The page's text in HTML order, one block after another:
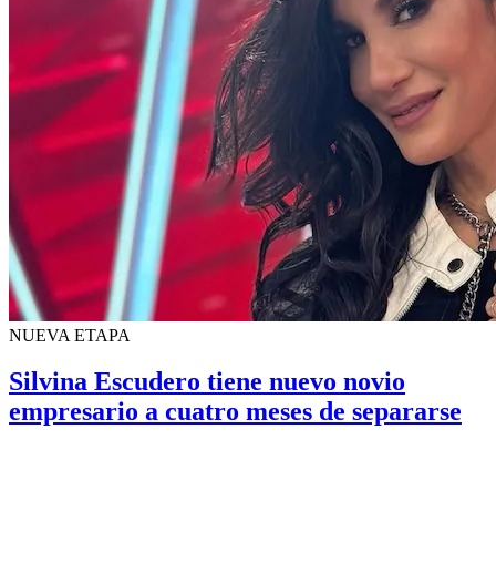
NUEVA ETAPA
Silvina Escudero tiene nuevo novio
empresario a cuatro meses de separarse